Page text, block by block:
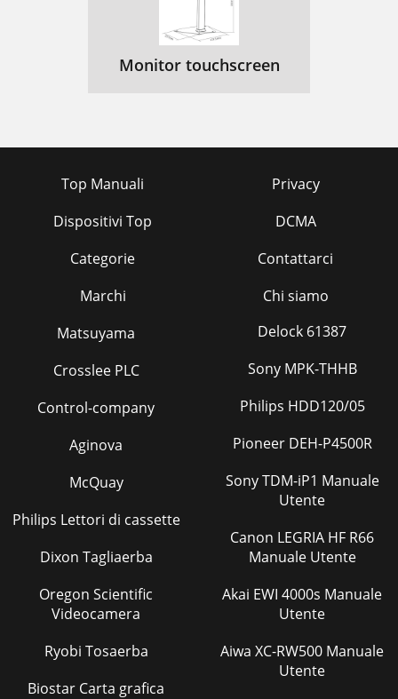
Monitor touchscreen
Top Manuali
Dispositivi Top
Categorie
Marchi
Privacy
DCMA
Contattarci
Chi siamo
Matsuyama
Crosslee PLC
Control-company
Aginova
McQuay
Philips Lettori di cassette
Dixon Tagliaerba
Oregon Scientific
Videocamera
Ryobi Tosaerba
Biostar Carta grafica
Delock 61387
Sony MPK-THHB
Philips HDD120/05
Pioneer DEH-P4500R
Sony TDM-iP1 Manuale
Utente
Canon LEGRIA HF R66
Manuale Utente
Akai EWI 4000s Manuale
Utente
Aiwa XC-RW500 Manuale
Utente